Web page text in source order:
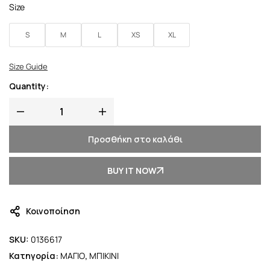
Size
S M L XS XL
Size Guide
Quantity:
Προσθήκη στο καλάθι
BUY IT NOW
Κοινοποίηση
SKU: 0136617
Κατηγορία: ΜΑΓΙΟ, ΜΠΙΚΙΝΙ